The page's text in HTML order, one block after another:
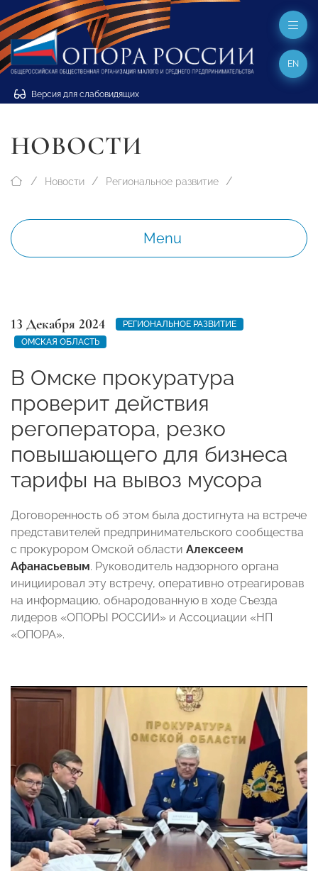
Версия для слабовидящих
EN
НОВОСТИ
Новости Региональное развитие
Menu
13 Декабря 2024
РЕГИОНАЛЬНОЕ РАЗВИТИЕ
ОМСКАЯ ОБЛАСТЬ
В Омске прокуратура
проверит действия
регоператора, резко
повышающего для бизнеса
тарифы на вывоз мусора
Договоренность об этом была достигнута на встрече
представителей предпринимательского сообщества
с прокурором Омской области Алексеем
Афанасьевым. Руководитель надзорного органа
инициировал эту встречу, оперативно отреагировав
на информацию, обнародованную в ходе Съезда
лидеров «ОПОРЫ РОССИИ» и Ассоциации «НП
«ОПОРА».